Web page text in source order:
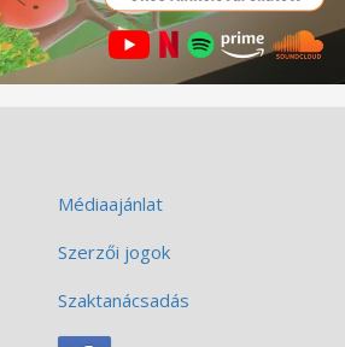
Médiaajánlat
Szerzői jogok
Szaktanácsadás